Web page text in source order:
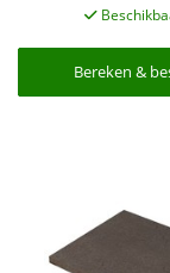
Bereken &
Bereken &